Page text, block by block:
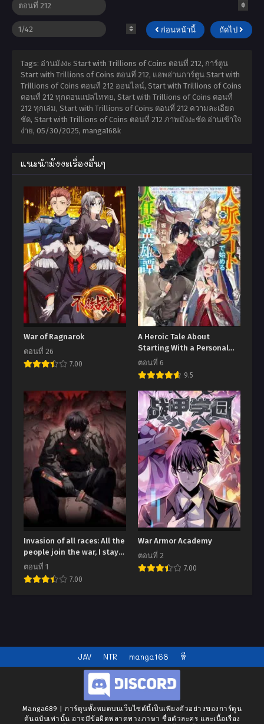
ก่อนหน้านี้ ถัดไป
Tags: อ่านมังงะ Start with Trillions of Coins ตอนที่ 212, การ์ตูน
Start with Trillions of Coins ตอนที่ 212, แอพอ่านการ์ตูน Start with
Trillions of Coins ตอนที่ 212 ออนไลน์, Start with Trillions of Coins
ตอนที่ 212 ทุกตอนแปลไททย, Start with Trillions of Coins ตอนที่
212 ทุกเล่ม, Start with Trillions of Coins ตอนที่ 212 ความละเอียด
ชัด, Start with Trillions of Coins ตอนที่ 212 ภาพมังงะชัด อ่านเข้าใจ
ง่าย, 05/30/2025, manga168k
แนะนำมังงะเรื่องอื่นๆ
War of Ragnarok
ตอนที่ 26
7.00
A Heroic Tale About
Starting With a Personal
Relations Cheat(Ability)
and Letting Others Do the
Job
ตอนที่ 6
9.5
Invasion of all races: All the
people join the war, I stay
behind
ตอนที่ 1
7.00
War Armor Academy
ตอนที่ 2
7.00
JAV NTR manga168 หี
Manga689 | การ์ตูนทั้งหมดบนเว็บไซต์นี้เป็นเพียงตัวอย่างของการ์ตูน
ต้นฉบับเท่านั้น อาจมีข้อผิดพลาดทางภาษา ชื่อตัวละคร และเนื้อเรื่อง